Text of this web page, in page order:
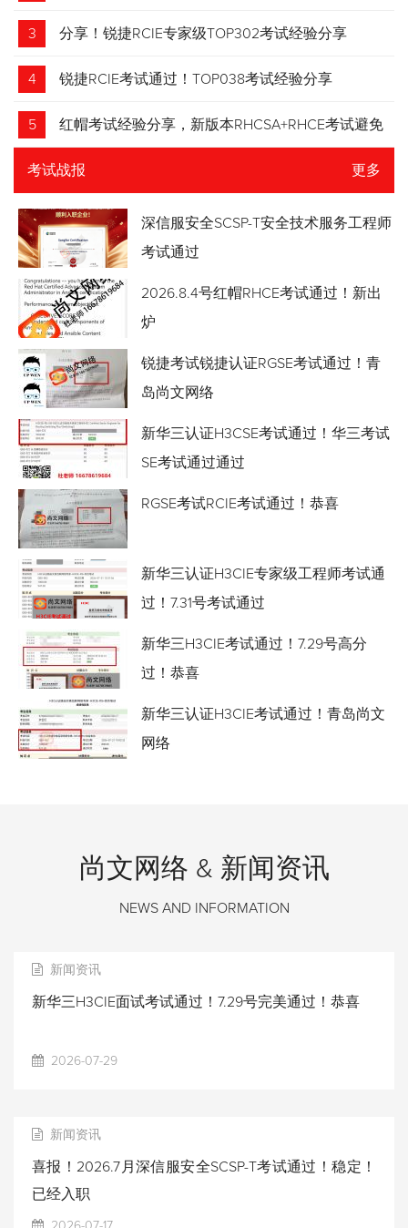
3 分享！锐捷RCIE专家级TOP302考试经验分享
4 锐捷RCIE考试通过！TOP038考试经验分享
5 红帽考试经验分享，新版本RHCSA+RHCE考试避免
踩坑
考试战报 更多
深信服安全SCSP-T安全技术服务工程师
考试通过
2026.8.4号红帽RHCE考试通过！新出
炉
锐捷考试锐捷认证RGSE考试通过！青
岛尚文网络
新华三认证H3CSE考试通过！华三考试
SE考试通过通过
RGSE考试RCIE考试通过！恭喜
新华三认证H3CIE专家级工程师考试通
过！7.31号考试通过
新华三H3CIE考试通过！7.29号高分
过！恭喜
新华三认证H3CIE考试通过！青岛尚文
网络
尚文网络 & 新闻资讯
NEWS AND INFORMATION
新闻资讯
新华三H3CIE面试考试通过！7.29号完美通过！恭喜
2026-07-29
新闻资讯
喜报！2026.7月深信服安全SCSP-T考试通过！稳定！
已经入职